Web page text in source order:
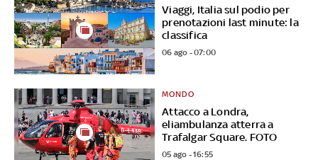
Viaggi, Italia sul podio per
prenotazioni last minute: la
classifica
06 ago - 07:00
Attacco a Londra,
eliambulanza atterra a
Trafalgar Square. FOTO
MONDO
05 ago - 16:55